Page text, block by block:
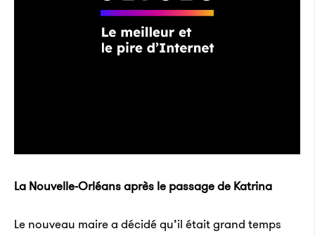
La Nouvelle-Orléans après le passage de Katrina
Le nouveau maire a décidé qu’il était grand temps